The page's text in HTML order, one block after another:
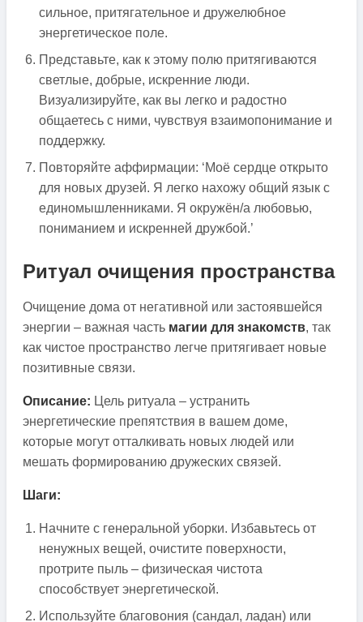
сильное, притягательное и дружелюбное
энергетическое поле.
Представьте, как к этому полю притягиваются
светлые, добрые, искренние люди.
Визуализируйте, как вы легко и радостно
общаетесь с ними, чувствуя взаимопонимание и
поддержку.
Повторяйте аффирмации: ‘Моё сердце открыто
для новых друзей. Я легко нахожу общий язык с
единомышленниками. Я окружён/а любовью,
пониманием и искренней дружбой.’
Ритуал очищения пространства
Очищение дома от негативной или застоявшейся
энергии – важная часть магии для знакомств, так
как чистое пространство легче притягивает новые
позитивные связи.
Описание: Цель ритуала – устранить
энергетические препятствия в вашем доме,
которые могут отталкивать новых людей или
мешать формированию дружеских связей.
Шаги:
Начните с генеральной уборки. Избавьтесь от
ненужных вещей, очистите поверхности,
протрите пыль – физическая чистота
способствует энергетической.
Используйте благовония (сандал, ладан) или